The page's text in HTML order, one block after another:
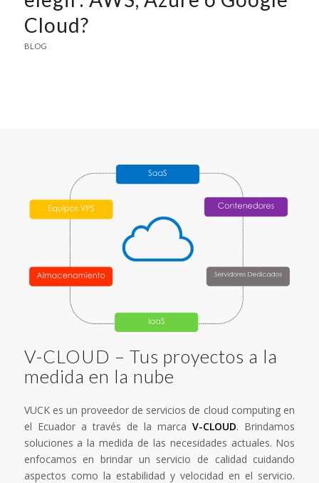
Cloud?
BLOG
V-CLOUD – Tus proyectos a la
medida en la nube
VUCK es un proveedor de servicios de cloud computing en
el Ecuador a través de la marcaV-CLOUD. Brindamos
soluciones a la medida de las necesidades actuales. Nos
enfocamos en brindar un servicio de calidad cuidando
aspectos como la estabilidad y velocidad en el servicio.